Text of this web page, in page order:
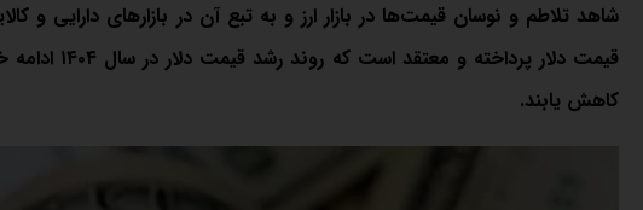
شاهد تلاطم و نوسان قیمت‌ها در بازار ارز و به تبع آن در بازارهای دارایی و
قیمت دلار
کاهش یابند.